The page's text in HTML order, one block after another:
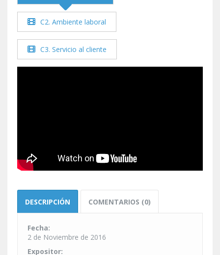
C2. Ambiente laboral
C3. Servicio al cliente
DESCRIPCIÓN COMENTARIOS (0)
Fecha:
2 de Noviembre de 2016
Expositor: